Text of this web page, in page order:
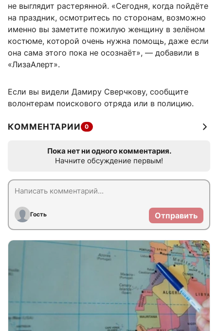
не выглядит растерянной. «Сегодня, когда пойдёте
на праздник, осмотритесь по сторонам, возможно
именно вы заметите пожилую женщину в зелёном
костюме, которой очень нужна помощь, даже если
она сама этого пока не осознаёт», — добавили в
«ЛизаАлерт».
Если вы видели Дамиру Сверчкову, сообщите
волонтерам поискового отряда или в полицию.
КОММЕНТАРИИ 0
Пока нет ни одного комментария.
Начните обсуждение первым!
Гость Отправить